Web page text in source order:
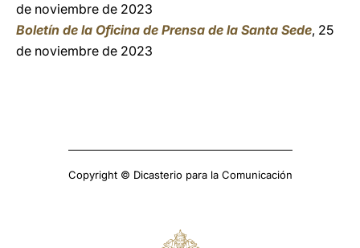
de noviembre de 2023
Boletín de la Oficina de Prensa de la Santa Sede, 25
de noviembre de 2023
Copyright © Dicasterio para la Comunicación